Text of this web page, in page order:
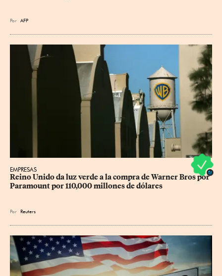
Por AFP
EMPRESAS
Reino Unido da luz verde a la compra de Warner Bros por
Paramount por 110,000 millones de dólares
Por Reuters